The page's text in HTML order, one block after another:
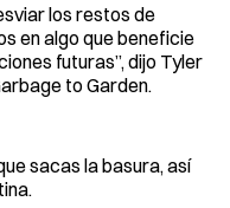
los restos de
en algo que beneficie
futuras”, dijo Tyler
to Garden.
sacas la basura, así